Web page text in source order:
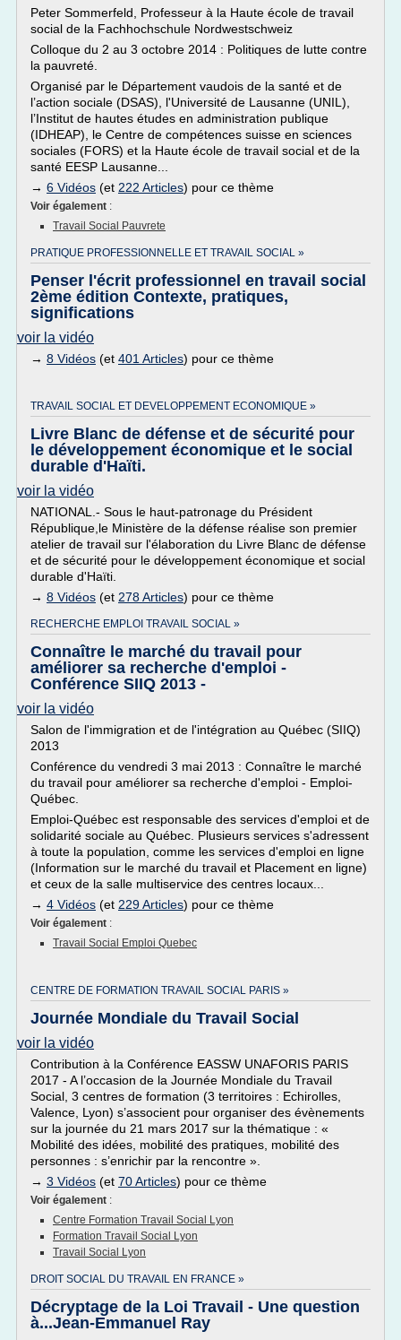
Peter Sommerfeld, Professeur à la Haute école de travail
social de la Fachhochschule Nordwestschweiz
Colloque du 2 au 3 octobre 2014 : Politiques de lutte contre
la pauvreté.
Organisé par le Département vaudois de la santé et de
l’action sociale (DSAS), l'Université de Lausanne (UNIL),
l’Institut de hautes études en administration publique
(IDHEAP), le Centre de compétences suisse en sciences
sociales (FORS) et la Haute école de travail social et de la
santé EESP Lausanne...
→ 6 Vidéos (et 222 Articles) pour ce thème
Voir également :
Travail Social Pauvrete
PRATIQUE PROFESSIONNELLE ET TRAVAIL SOCIAL »
Penser l'écrit professionnel en travail social
2ème édition Contexte, pratiques,
significations
voir la vidéo
→ 8 Vidéos (et 401 Articles) pour ce thème
TRAVAIL SOCIAL ET DEVELOPPEMENT ECONOMIQUE »
Livre Blanc de défense et de sécurité pour
le développement économique et le social
durable d'Haïti.
voir la vidéo
NATIONAL.- Sous le haut-patronage du Président
République,le Ministère de la défense réalise son premier
atelier de travail sur l'élaboration du Livre Blanc de défense
et de sécurité pour le développement économique et social
durable d'Haïti.
→ 8 Vidéos (et 278 Articles) pour ce thème
RECHERCHE EMPLOI TRAVAIL SOCIAL »
Connaître le marché du travail pour
améliorer sa recherche d'emploi -
Conférence SIIQ 2013 -
voir la vidéo
Salon de l'immigration et de l'intégration au Québec (SIIQ)
2013
Conférence du vendredi 3 mai 2013 : Connaître le marché
du travail pour améliorer sa recherche d'emploi - Emploi-
Québec.
Emploi-Québec est responsable des services d'emploi et de
solidarité sociale au Québec. Plusieurs services s'adressent
à toute la population, comme les services d'emploi en ligne
(Information sur le marché du travail et Placement en ligne)
et ceux de la salle multiservice des centres locaux...
→ 4 Vidéos (et 229 Articles) pour ce thème
Voir également :
Travail Social Emploi Quebec
CENTRE DE FORMATION TRAVAIL SOCIAL PARIS »
Journée Mondiale du Travail Social
voir la vidéo
Contribution à la Conférence EASSW UNAFORIS PARIS
2017 - A l’occasion de la Journée Mondiale du Travail
Social, 3 centres de formation (3 territoires : Echirolles,
Valence, Lyon) s’associent pour organiser des évènements
sur la journée du 21 mars 2017 sur la thématique : «
Mobilité des idées, mobilité des pratiques, mobilité des
personnes : s’enrichir par la rencontre ».
→ 3 Vidéos (et 70 Articles) pour ce thème
Voir également :
Centre Formation Travail Social Lyon
Formation Travail Social Lyon
Travail Social Lyon
DROIT SOCIAL DU TRAVAIL EN FRANCE »
Décryptage de la Loi Travail - Une question
à...Jean-Emmanuel Ray